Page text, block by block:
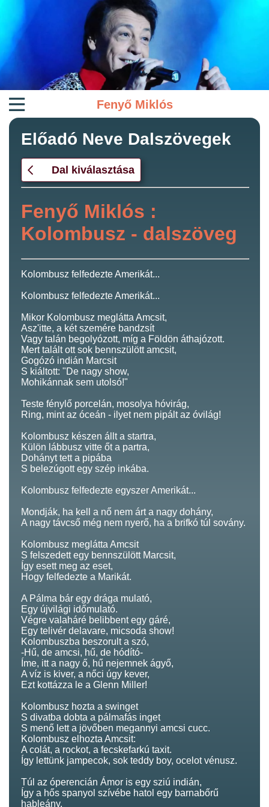
Fenyő Miklós
Előadó Neve Dalszövegek
Dal kiválasztása
Fenyő Miklós :
Kolombusz - dalszöveg
Kolombusz felfedezte Amerikát...
Kolombusz felfedezte Amerikát...
Mikor Kolombusz meglátta Amcsit,
Asz'itte, a két szemére bandzsít
Vagy talán begolyózott, míg a Földön áthajózott.
Mert talált ott sok bennszülött amcsit,
Gogózó indián Marcsit
S kiáltott: "De nagy show,
Mohikánnak sem utolsó!"
Teste fénylő porcelán, mosolya hóvirág,
Ring, mint az óceán - ilyet nem pipált az óvilág!
Kolombusz készen állt a startra,
Külön lábbusz vitte őt a partra,
Dohányt tett a pipába
S belezúgott egy szép inkába.
Kolombusz felfedezte egyszer Amerikát...
Mondják, ha kell a nő nem árt a nagy dohány,
A nagy távcső még nem nyerő, ha a brifkó túl sovány.
Kolombusz meglátta Amcsit
S felszedett egy bennszülött Marcsit,
Így esett meg az eset,
Hogy felfedezte a Marikát.
A Pálma bár egy drága mulató,
Egy újvilági időmulató.
Végre valaháré belibbent egy gáré,
Egy telivér delavare, micsoda show!
Kolombuszba beszorult a szó,
-Hű, de amcsi, hű, de hódító-
Íme, itt a nagy ő, hű nejemnek ágyő,
A víz is kiver, a nőci úgy kever,
Ezt kottázza le a Glenn Miller!
Kolombusz hozta a swinget
S divatba dobta a pálmafás inget
S menő lett a jövőben megannyi amcsi cucc.
Kolombusz elhozta Amcsit:
A colát, a rockot, a fecskefarkú taxit.
Így lettünk jampecok, sok teddy boy, ocelot vénusz.
Túl az óperencián Ámor is egy sziú indián,
Így a hős spanyol szívébe hatol egy barnabőrű
hableány.